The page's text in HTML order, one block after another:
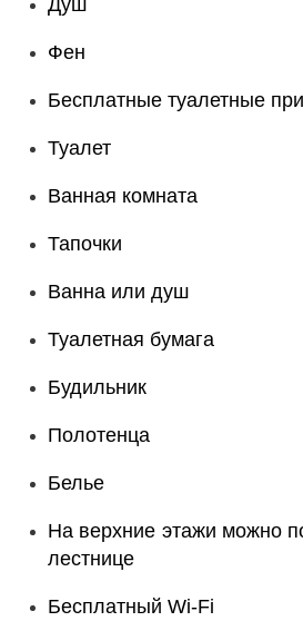
Душ
Фен
Бесплатные туалетные
Туалет
Ванная комната
Тапочки
Ванна или душ
Туалетная бумага
Будильник
Полотенца
Белье
На верхние этажи можно
лестнице
Бесплатный Wi-Fi